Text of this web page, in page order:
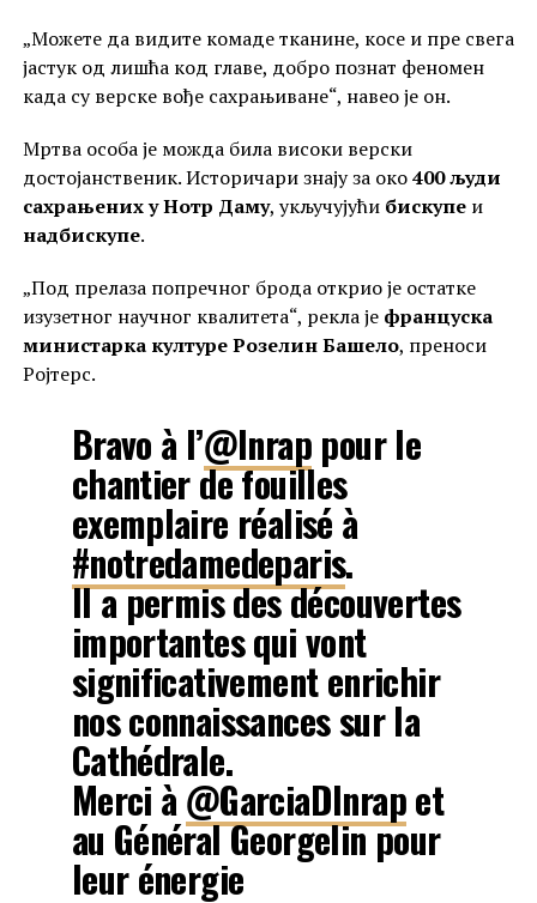
„Можете да видите комаде тканине, косе и пре свега
јастук од лишћа код главе, добро познат феномен
када су верске вође сахрањиване“, навео је он.
Мртва особа је можда била високи верски
достојанственик. Историчари знају за око400 људи
сахрањених у Нотр Даму, укључујући бискупеи
надбискупе.
„Под прелаза попречног брода открио је остатке
изузетног научног квалитета“, рекла је француска
министарка културе Розелин Башело, преноси
Ројтерс.
Bravo à l’@Inrap pour le
chantier de fouilles
exemplaire réalisé à
#notredamedeparis.
Il a permis des découvertes
importantes qui vont
significativement enrichir
nos connaissances sur la
Cathédrale.
Merci à @GarciaDInrapet
au Général Georgelin pour
leur énergie